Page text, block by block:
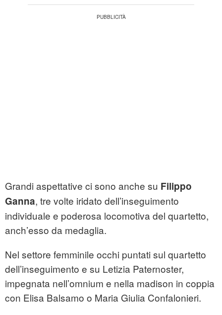
Grandi aspettative ci sono anche su Filippo
Ganna, tre volte iridato dell’inseguimento
individuale e poderosa locomotiva del quartetto,
anch’esso da medaglia.
Nel settore femminile occhi puntati sul quartetto
dell’inseguimento e su Letizia Paternoster,
impegnata nell’omnium e nella madison in coppia
con Elisa Balsamo o Maria Giulia Confalonieri.